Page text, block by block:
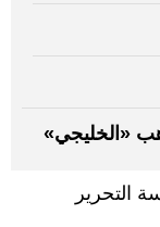
«الخليجي»
التحرير